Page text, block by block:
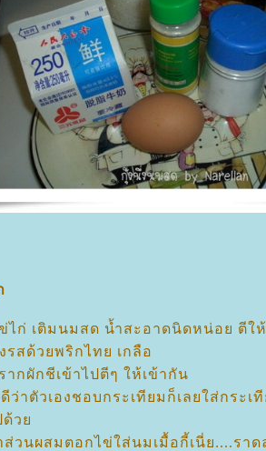
ไก่ เติมนมสด น้ำสะอาดนิดหน่อย ตีใ
รสด้วยพริกไทย เกลือ
กผักชีเข้าไปตีๆ ให้เข้ากัน
ว่าตัวเองชอบกระเทียมก็เลยใส่กระเ
ด้ว
ส่วนผสมตอกไข่ใส่นมเมื้อกี้เนี่ย....รา